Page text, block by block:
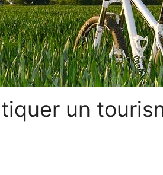
un